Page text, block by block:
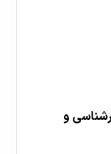
و